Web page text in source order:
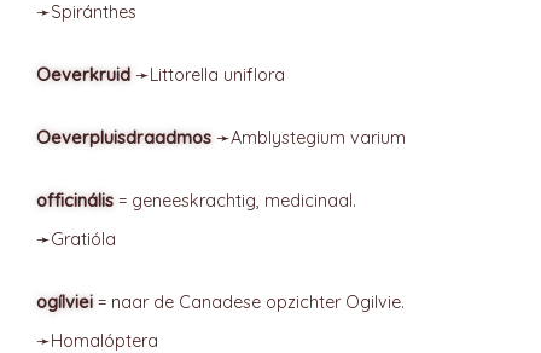
➛Spiránthes
Oeverkruid ➛Littorella uniflora
Oeverpluisdraadmos ➛Amblystegium varium
officinális = geneeskrachtig, medicinaal.
➛Gratióla
ogílviei = naar de Canadese opzichter Ogilvie.
➛Homalóptera